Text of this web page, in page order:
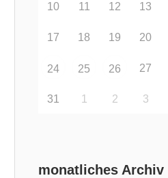
10 11 12 13
17 18 19 20
24 25 26 27
31 1 2 3
monatliches Archiv